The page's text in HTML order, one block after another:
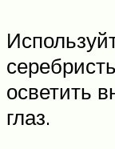
осветить
глаз.